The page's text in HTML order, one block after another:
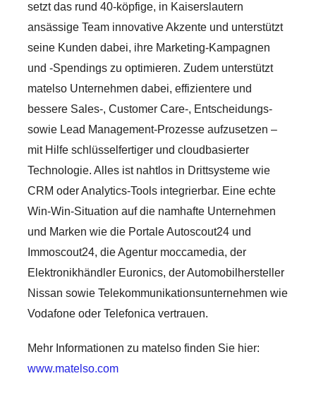
setzt das rund 40-köpfige, in Kaiserslautern
ansässige Team innovative Akzente und unterstützt
seine Kunden dabei, ihre Marketing-Kampagnen
und -Spendings zu optimieren. Zudem unterstützt
matelso Unternehmen dabei, effizientere und
bessere Sales-, Customer Care-, Entscheidungs-
sowie Lead Management-Prozesse aufzusetzen –
mit Hilfe schlüsselfertiger und cloudbasierter
Technologie. Alles ist nahtlos in Drittsysteme wie
CRM oder Analytics-Tools integrierbar. Eine echte
Win-Win-Situation auf die namhafte Unternehmen
und Marken wie die Portale Autoscout24 und
Immoscout24, die Agentur moccamedia, der
Elektronikhändler Euronics, der Automobilhersteller
Nissan sowie Telekommunikationsunternehmen wie
Vodafone oder Telefonica vertrauen.
Mehr Informationen zu matelso finden Sie hier:
www.matelso.com